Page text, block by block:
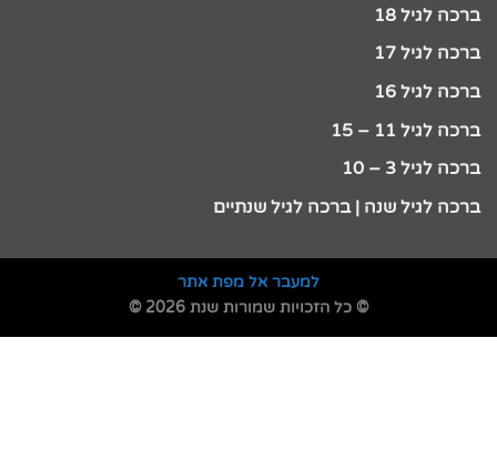
ברכה לגיל 18
ברכה לגיל 17
ברכה לגיל 16
ברכה לגיל 11 – 15
ברכה לגיל 3 – 10
ברכה לגיל שנה | ברכה לגיל שנתיים
למעבר אל מפת אתר
© כל הזכויות שמורות שנת 2026 ©